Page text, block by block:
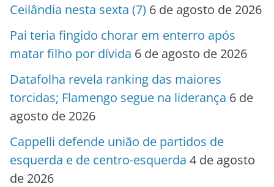
Ceilândia nesta sexta (7) 6 de agosto de 2026
Pai teria fingido chorar em enterro após
matar filho por dívida 6 de agosto de 2026
Datafolha revela ranking das maiores
torcidas; Flamengo segue na liderança 6 de
agosto de 2026
Cappelli defende união de partidos de
esquerda e de centro-esquerda 4 de agosto
de 2026